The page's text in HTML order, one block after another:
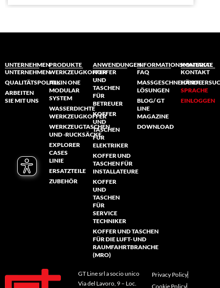
UNTERNEHMEN
UNTERNEHMEN
QUALITÄTSPOLITIK
ARBEITEN
SIE MIT UNS
PRODUKTE
WERKZEUGKOFFER
ALL IN ONE
MODULAR
SYSTEM
WASSERDICHTE
WERKZEUGKOFFER
WERKZEUGTASCHEN
UND -RUCKSÄCKE
EXPLORER
CASES
LINIE
ERSATZTEILE
ZUBEHÖR
ANWENDUNGEN
KOFFER
UND
TASCHEN
FÜR
BETREUER
KOFFER
UND
TASCHEN
FÜR
ELEKTRIKER
KOFFER UND
TASCHEN FÜR
INSTALLATEURE
KOFFER
UND
TASCHEN
FÜR
SERVICE
TECHNIKER
KOFFER UND TASCHEN
FÜR DIE LUFT- UND
RAUMFAHRTBRANCHE
(MRO)
INFORMATIONSMATERIAL
FAQ
MASSGESCHNEIDERTE L
ÖSUNGEN
BLOG/ GT
LINE
MAGAZINE
DOWNLOAD
KONTAKTE
KONTAKT
SPRACHE
EINLOGGEN
GT Line srl a socio unico
Via del Lavoro, 9 – Loc.
Privacy Policy
Cookie Policy